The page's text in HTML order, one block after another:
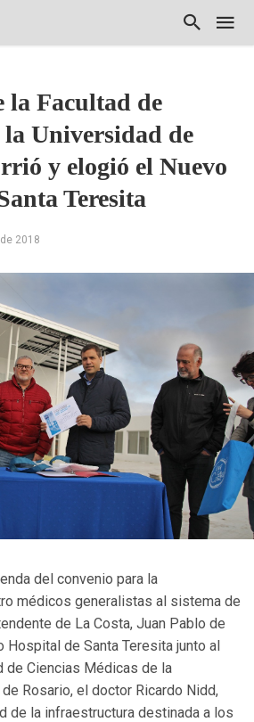
la Facultad de
Universidad de
y elogió el Nuevo
Teresita
2018
del convenio para la
médicos generalistas al sistema de
de La Costa, Juan Pablo de
de Santa Teresita junto al
de Ciencias Médicas de la
Rosario, el doctor Ricardo Nidd,
de la infraestructura destinada a los